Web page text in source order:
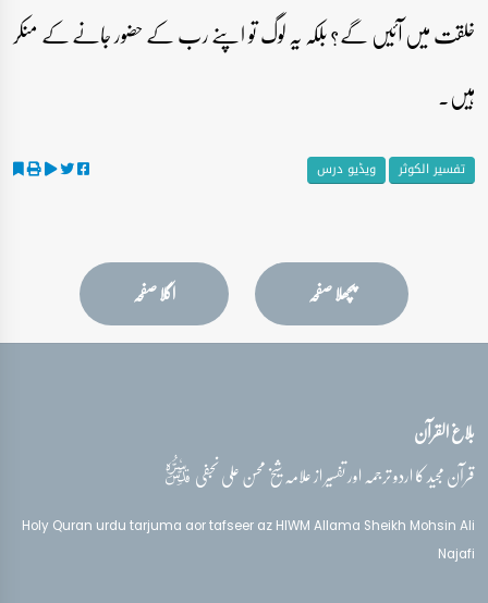
خلقت میں آئیں گے؟ بلکہ یہ لوگ تو اپنے رب کے حضور جانے کے منکر
ہیں۔
تفسیر الکوثر ویڈیو درس
پچھلا صفحہ اگلا صفحہ
بلاغ القرآن
قرآن مجید کا اردو ترجمہ اور تفسیر از علامہ شیخ محسن علی نجفیقدس‌سره
Holy Quran urdu tarjuma aor tafseer az HIWM Allama Sheikh Mohsin Ali
Najafi